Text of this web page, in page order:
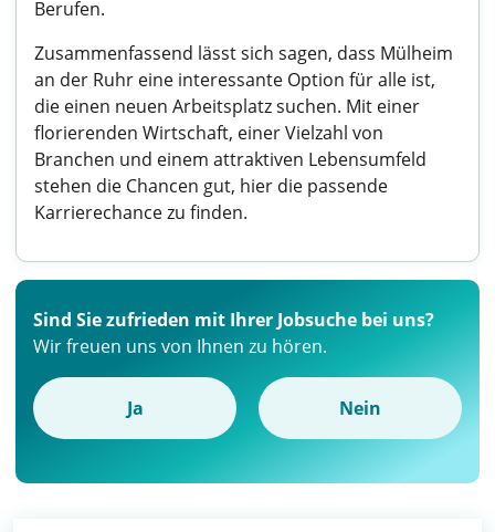
Berufen.
Zusammenfassend lässt sich sagen, dass Mülheim
an der Ruhr eine interessante Option für alle ist,
die einen neuen Arbeitsplatz suchen. Mit einer
florierenden Wirtschaft, einer Vielzahl von
Branchen und einem attraktiven Lebensumfeld
stehen die Chancen gut, hier die passende
Karrierechance zu finden.
Sind Sie zufrieden mit Ihrer Jobsuche bei uns?
Wir freuen uns von Ihnen zu hören.
Ja Nein